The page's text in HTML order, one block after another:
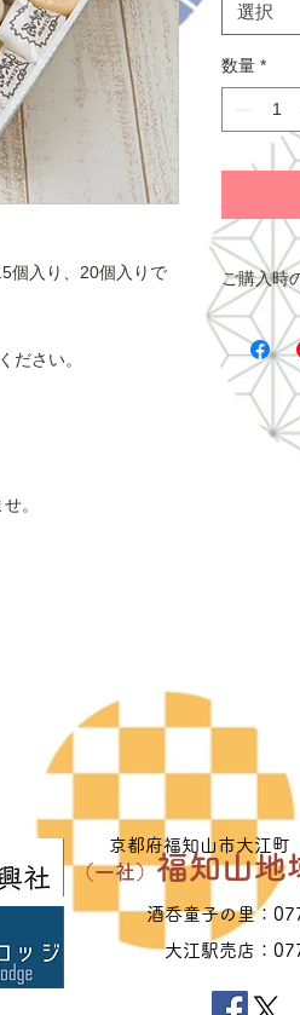
個入り、20個入りで
ださい。
。
選択
数量 *
ご購入時
■配送に
こちらの
けます。
配送設
送方法を
■お支払
カートか
その後、
ていた
し上げ
す。
※振込
​京都府福知山市大江町
（一社）福知山地
酒呑童子の里：
大江駅売店：